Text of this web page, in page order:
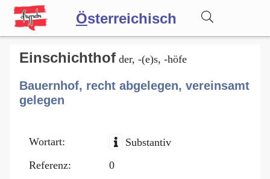
Österreichisch
Wörterbuch
Forum
Einschichthof der, -(e)s, -höfe
Bauernhof, recht abgelegen, vereinsamt
gelegen
Wortart:
Substantiv
Referenz:
0